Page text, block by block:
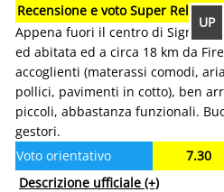
UP
Recensione e voto Super Relais
Appena fuori il centro di Signa
ed abitata ed a circa 18 km da
accoglienti (materassi comodi,
pollici, pavimenti in cotto), ben
piccoli, abbastanza funzionali.
gestori.
Voto orientativo
7.30
Descrizione ufficiale (+)